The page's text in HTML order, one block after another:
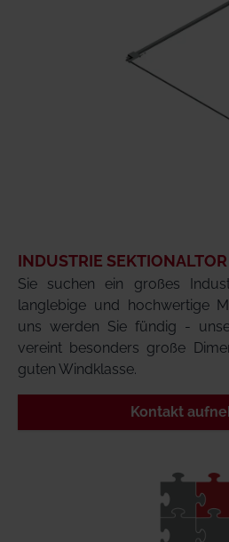
INDUSTRIE
Sie suchen ein großes
langlebige und hochwertige
uns werden Sie fündig -
vereint besonders große
guten Windklasse.
Kontakt